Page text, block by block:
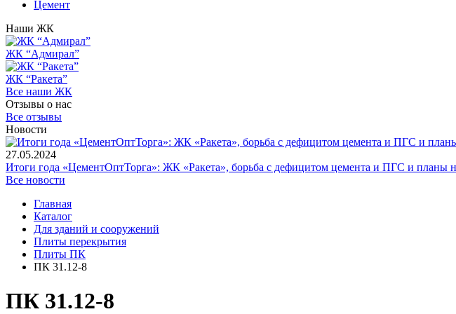
Цемент
Наши ЖК
ЖК “Адмирал”
ЖК “Ракета”
Все наши ЖК
Отзывы о нас
Все отзывы
Новости
27.05.2024
Итоги года «ЦементОптТорга»: ЖК «Ракета», борьба с дефицитом цемента и ПГС и планы
Все новости
Главная
Каталог
Для зданий и сооружений
Плиты перекрытия
Плиты ПК
ПК 31.12-8
ПК 31.12-8